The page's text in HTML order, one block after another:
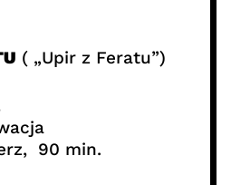
( „Upir z Feratu”)
90 min.